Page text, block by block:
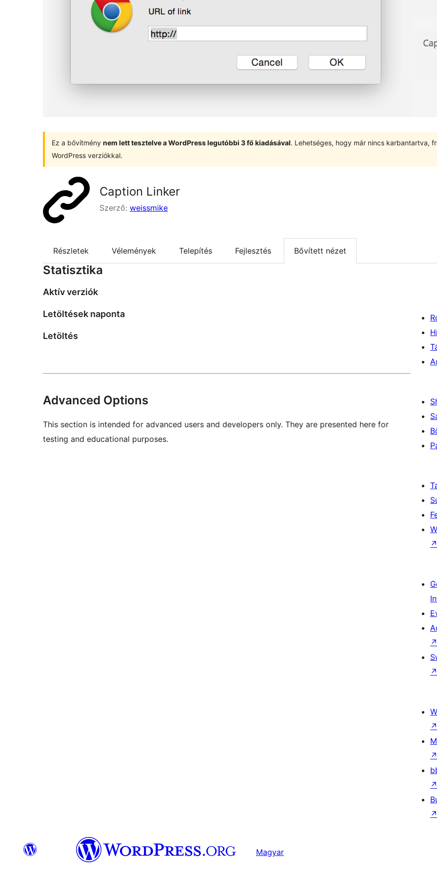
Ez a bővítmény nem lett tesztelve a WordPress legutóbbi 3 fő kiadásával. Lehetséges, hogy már nincs karbantartva,
WordPress verziókkal.
Caption Linker
Szerző: weissmike
Részletek Vélemények Telepítés Fejlesztés Bővített nézet
Statisztika
Aktív verziók
Letöltések naponta
Letöltés
Advanced Options
This section is intended for advanced users and developers only. They are presented here for
testing and educational purposes.
↗
↗
↗
↗
↗
↗
↗
Magyar